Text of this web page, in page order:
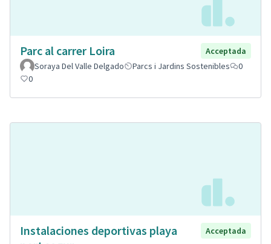
Parc al carrer Loira
Acceptada
Soraya Del Valle Delgado
Parcs i Jardins Sostenibles
0
0
Instalaciones deportivas playa
Acceptada